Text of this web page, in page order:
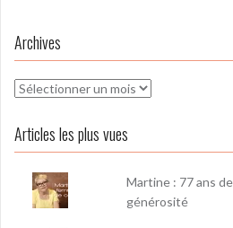
Archives
Archives
Articles les plus vues
Martine : 77 ans
générosité